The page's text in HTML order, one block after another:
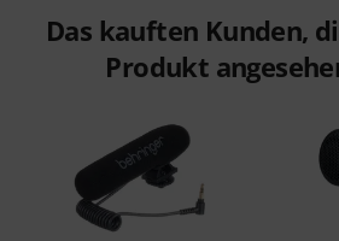
Das kauften Kunden,
Produkt